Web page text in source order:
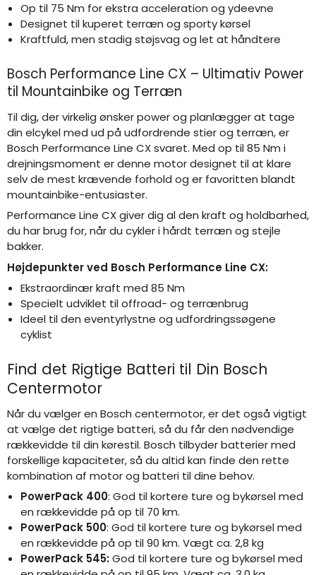
Op til 75 Nm for ekstra acceleration og ydeevne
Designet til kuperet terræn og sporty kørsel
Kraftfuld, men stadig støjsvag og let at håndtere
Bosch Performance Line CX – Ultimativ Power
til Mountainbike og Terræn
Til dig, der virkelig ønsker power og planlægger at tage
din elcykel med ud på udfordrende stier og terræn, er
Bosch Performance Line CX svaret. Med op til 85 Nm i
drejningsmoment er denne motor designet til at klare
selv de mest krævende forhold og er favoritten blandt
mountainbike-entusiaster.
Performance Line CX giver dig al den kraft og holdbarhed,
du har brug for, når du cykler i hårdt terræn og stejle
bakker.
Højdepunkter ved Bosch Performance Line CX:
Ekstraordinær kraft med 85 Nm
Specielt udviklet til offroad- og terrænbrug
Ideel til den eventyrlystne og udfordringssøgene
cyklist
Find det Rigtige Batteri til Din Bosch
Centermotor
Når du vælger en Bosch centermotor, er det også vigtigt
at vælge det rigtige batteri, så du får den nødvendige
rækkevidde til din kørestil. Bosch tilbyder batterier med
forskellige kapaciteter, så du altid kan finde den rette
kombination af motor og batteri til dine behov.
PowerPack 400: God til kortere ture og bykørsel med
en rækkevidde på op til 70 km.
PowerPack 500: God til kortere ture og bykørsel med
en rækkevidde på op til 90 km. Vægt ca. 2,8 kg
PowerPack 545:God til kortere ture og bykørsel med